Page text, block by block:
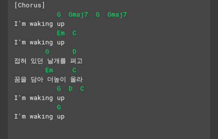
[Chorus]
G
Gmaj7 G
Gmaj7
I'm waking up
Em
C
I'm waking up
G
D
접혀 있던 날개를 펴고
Em
C
꿈을 담아 더높이 올라
G
D
C
I'm waking up
G
I'm waking up